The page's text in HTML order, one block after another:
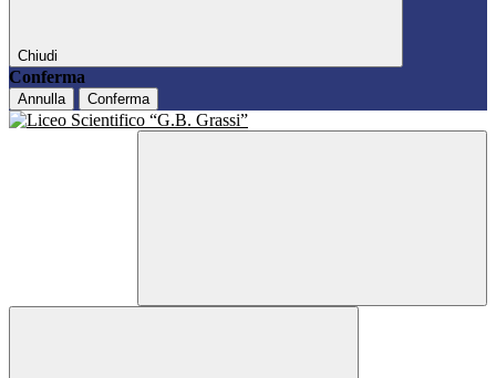
Chiudi
Conferma
Annulla Conferma